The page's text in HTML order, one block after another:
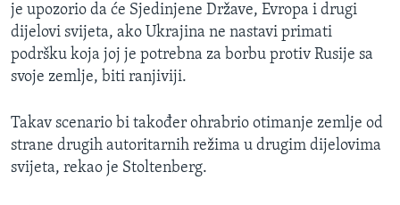
je upozorio da će Sjedinjene Države, Evropa i drugi
dijelovi svijeta, ako Ukrajina ne nastavi primati
podršku koja joj je potrebna za borbu protiv Rusije sa
svoje zemlje, biti ranjiviji.
Takav scenario bi također ohrabrio otimanje zemlje od
strane drugih autoritarnih režima u drugim dijelovima
svijeta, rekao je Stoltenberg.